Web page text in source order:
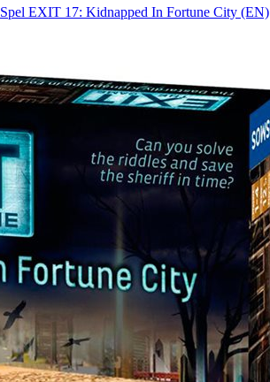
Spel EXIT 17: Kidnapped In Fortune City (EN)